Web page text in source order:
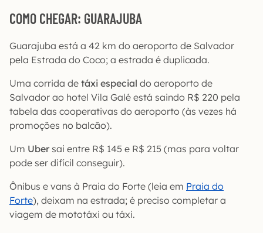
COMO CHEGAR: GUARAJUBA
Guarajuba está a 42 km do aeroporto de Salvador
pela Estrada do Coco; a estrada é duplicada.
Uma corrida de táxi especial do aeroporto de
Salvador ao hotel Vila Galé está saindo R$ 220 pela
tabela das cooperativas do aeroporto (às vezes há
promoções no balcão).
Um Uber sai entre R$ 145 e R$ 215 (mas para voltar
pode ser difícil conseguir).
Ônibus e vans à Praia do Forte (leia em Praia do
Forte), deixam na estrada; é preciso completar a
viagem de mototáxi ou táxi.